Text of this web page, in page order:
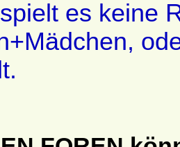
es keine